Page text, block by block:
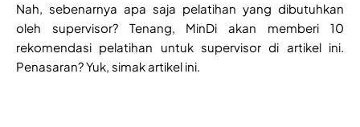
Nah, sebenarnya apa saja pelatihan yang dibutuhkan
oleh supervisor? Tenang, MinDi akan memberi 10
rekomendasi pelatihan untuk supervisor di artikel ini.
Penasaran? Yuk, simak artikel ini.